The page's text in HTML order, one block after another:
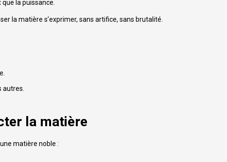
que la puissance.
la matière s’exprimer, sans artifice, sans brutalité.
autres.
la matière
matière noble :